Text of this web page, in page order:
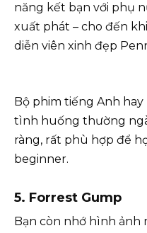
năng kết bạn với phụ
xuất phát – cho đến
diễn viên xinh đẹp
Bộ phim tiếng Anh
tình huống thường
ràng, rất phù hợp để
beginner.
5. Forrest Gump
Bạn còn nhớ hình ảnh